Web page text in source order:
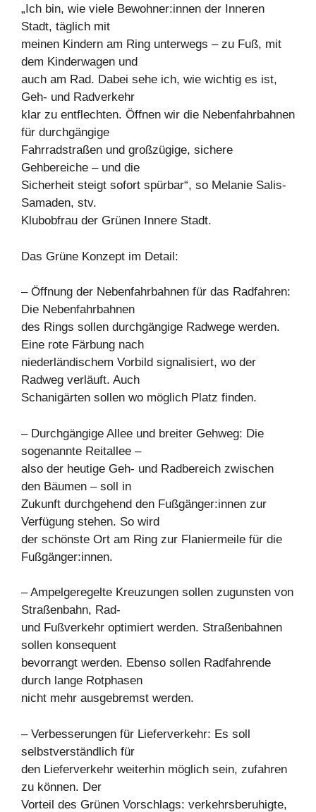
„Ich bin, wie viele Bewohner:innen der Inneren
Stadt, täglich mit
meinen Kindern am Ring unterwegs – zu Fuß, mit
dem Kinderwagen und
auch am Rad. Dabei sehe ich, wie wichtig es ist,
Geh- und Radverkehr
klar zu entflechten. Öffnen wir die Nebenfahrbahnen
für durchgängige
Fahrradstraßen und großzügige, sichere
Gehbereiche – und die
Sicherheit steigt sofort spürbar“, so Melanie Salis-
Samaden, stv.
Klubobfrau der Grünen Innere Stadt.
Das Grüne Konzept im Detail:
– Öffnung der Nebenfahrbahnen für das Radfahren:
Die Nebenfahrbahnen
des Rings sollen durchgängige Radwege werden.
Eine rote Färbung nach
niederländischem Vorbild signalisiert, wo der
Radweg verläuft. Auch
Schanigärten sollen wo möglich Platz finden.
– Durchgängige Allee und breiter Gehweg: Die
sogenannte Reitallee –
also der heutige Geh- und Radbereich zwischen
den Bäumen – soll in
Zukunft durchgehend den Fußgänger:innen zur
Verfügung stehen. So wird
der schönste Ort am Ring zur Flaniermeile für die
Fußgänger:innen.
– Ampelgeregelte Kreuzungen sollen zugunsten von
Straßenbahn, Rad-
und Fußverkehr optimiert werden. Straßenbahnen
sollen konsequent
bevorrangt werden. Ebenso sollen Radfahrende
durch lange Rotphasen
nicht mehr ausgebremst werden.
– Verbesserungen für Lieferverkehr: Es soll
selbstverständlich für
den Lieferverkehr weiterhin möglich sein, zufahren
zu können. Der
Vorteil des Grünen Vorschlags: verkehrsberuhigte,